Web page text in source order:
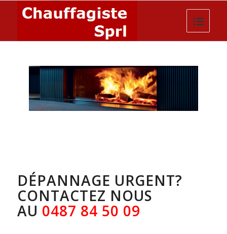
DÉPANNAGE URGENT?
CONTACTEZ NOUS
AU 0487 84 50 09